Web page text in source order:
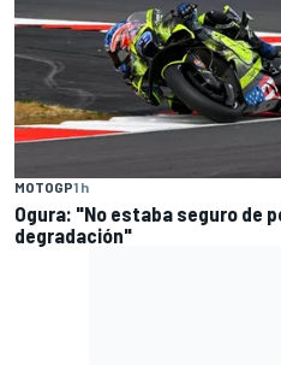
MOTOGP1 h
Ogura: "No estaba seguro de
degradación"